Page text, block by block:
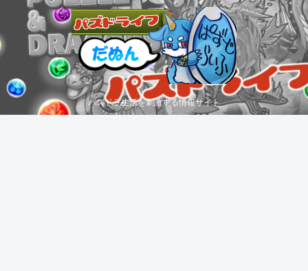
パズドラ生活を刺激する情報サイト